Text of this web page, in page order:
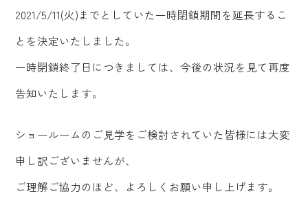
2021/5/11(火)までとしていた一時閉鎖期間を延長するこ
とを決定いたしました。
一時閉鎖終了日につきましては、今後の状況を見て再度
告知いたします。
ショールームのご見学をご検討されていた皆様には大変
申し訳ございませんが、
ご理解ご協力のほど、よろしくお願い申し上げます。